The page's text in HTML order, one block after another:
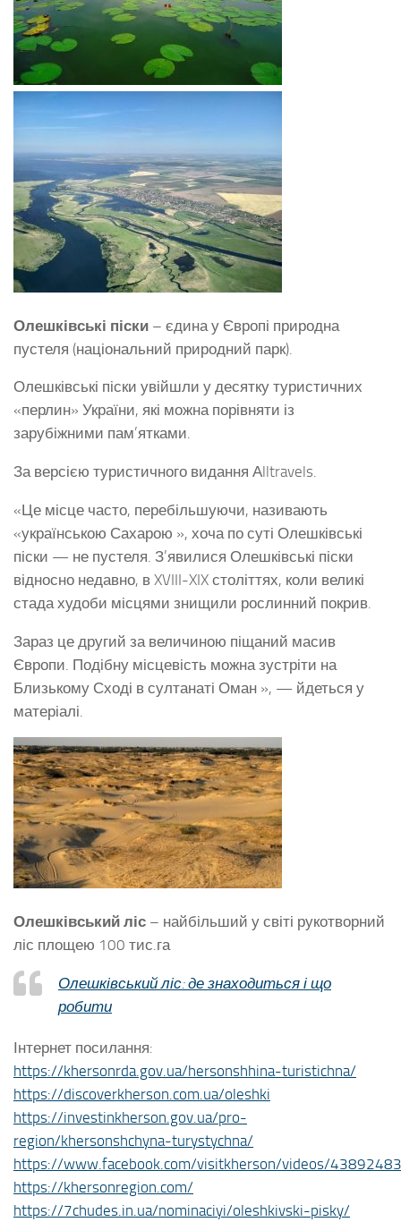
Олешківські піски – єдина у Європі природна
пустеля (національний природний парк).
Олешківські піски увійшли у десятку туристичних
«перлин» України, які можна порівняти із
зарубіжними пам’ятками.
За версією туристичного видання Аlltravels.
«Це місце часто, перебільшуючи, називають
«українською Сахарою », хоча по суті Олешківські
піски — не пустеля. З’явилися Олешківські піски
відносно недавно, в XVIII-XIX століттях, коли великі
стада худоби місцями знищили рослинний покрив.
Зараз це другий за величиною піщаний масив
Європи. Подібну місцевість можна зустріти на
Близькому Сході в султанаті Оман », — йдеться у
матеріалі.
Олешківський ліс – найбільший у світі рукотворний
ліс площею 100 тис.га
Олешківський ліс: де знаходиться і що
робити
Інтернет посилання:
https://khersonrda.gov.ua/hersonshhina-turistichna/
https://discoverkherson.com.ua/oleshki
https://investinkherson.gov.ua/pro-
region/khersonshchyna-turystychna/
https://www.facebook.com/visitkherson/videos/
https://khersonregion.com/
https://7chudes.in.ua/nominaciyi/oleshkivski-pisky/